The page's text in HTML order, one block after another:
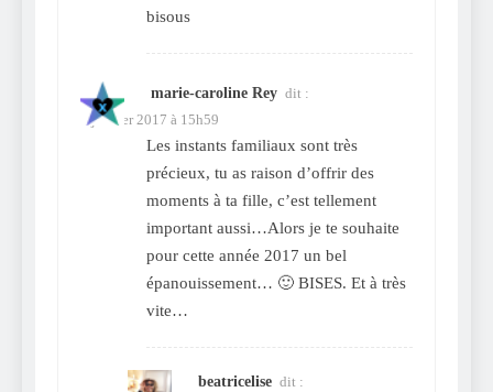
bisous
marie-caroline Rey dit :
2 janvier 2017 à 15h59
Les instants familiaux sont très
précieux, tu as raison d’offrir des
moments à ta fille, c’est tellement
important aussi…Alors je te souhaite
pour cette année 2017 un bel
épanouissement… 🙂 BISES. Et à très
vite…
beatricelise dit :